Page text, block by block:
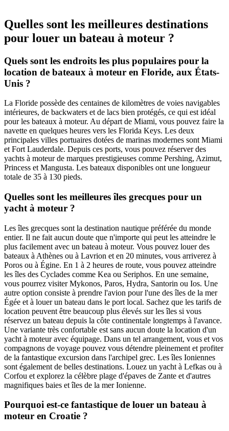
Quelles sont les meilleures destinations
pour louer un bateau à moteur ?
Quels sont les endroits les plus populaires pour la
location de bateaux à moteur en Floride, aux États-
Unis ?
La Floride possède des centaines de kilomètres de voies navigables
intérieures, de backwaters et de lacs bien protégés, ce qui est idéal
pour les bateaux à moteur. Au départ de Miami, vous pouvez faire la
navette en quelques heures vers les Florida Keys. Les deux
principales villes portuaires dotées de marinas modernes sont Miami
et Fort Lauderdale. Depuis ces ports, vous pouvez réserver des
yachts à moteur de marques prestigieuses comme Pershing, Azimut,
Princess et Mangusta. Les bateaux disponibles ont une longueur
totale de 35 à 130 pieds.
Quelles sont les meilleures îles grecques pour un
yacht à moteur ?
Les îles grecques sont la destination nautique préférée du monde
entier. Il ne fait aucun doute que n'importe qui peut les atteindre le
plus facilement avec un bateau à moteur. Vous pouvez louer des
bateaux à Athènes ou à Lavrion et en 20 minutes, vous arriverez à
Poros ou à Égine. En 1 à 2 heures de route, vous pouvez atteindre
les îles des Cyclades comme Kea ou Seriphos. En une semaine,
vous pourrez visiter Mykonos, Paros, Hydra, Santorin ou Ios. Une
autre option consiste à prendre l'avion pour l'une des îles de la mer
Égée et à louer un bateau dans le port local. Sachez que les tarifs de
location peuvent être beaucoup plus élevés sur les îles si vous
réservez un bateau depuis la côte continentale longtemps à l'avance.
Une variante très confortable est sans aucun doute la location d'un
yacht à moteur avec équipage. Dans un tel arrangement, vous et vos
compagnons de voyage pouvez vous détendre pleinement et profiter
de la fantastique excursion dans l'archipel grec. Les îles Ioniennes
sont également de belles destinations. Louez un yacht à Lefkas ou à
Corfou et explorez la célèbre plage d'épaves de Zante et d'autres
magnifiques baies et îles de la mer Ionienne.
Pourquoi est-ce fantastique de louer un bateau à
moteur en Croatie ?